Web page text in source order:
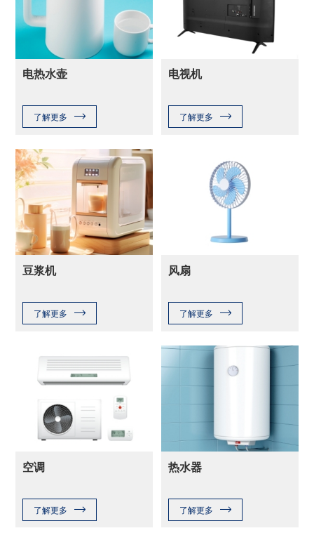
电热水壶
了解更多
电视机
了解更多
豆浆机
了解更多
风扇
了解更多
空调
了解更多
热水器
了解更多